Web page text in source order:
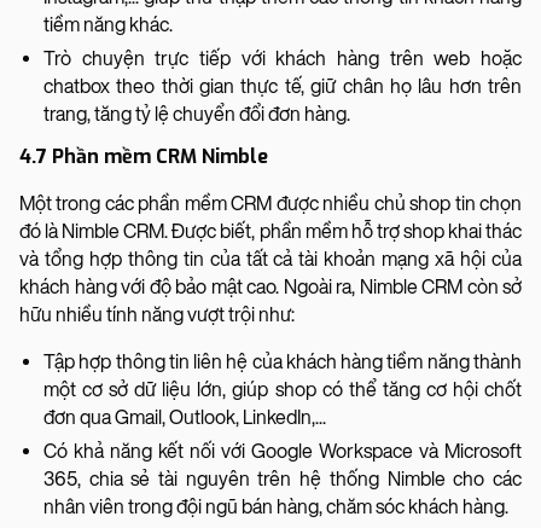
tiềm năng khác.
Trò chuyện trực tiếp với khách hàng trên web hoặc
chatbox theo thời gian thực tế, giữ chân họ lâu hơn trên
trang, tăng tỷ lệ chuyển đổi đơn hàng.
4.7 Phần mềm CRM Nimble
Một trong các phần mềm CRM được nhiều chủ shop tin chọn
đó là Nimble CRM. Được biết, phần mềm hỗ trợ shop khai thác
và tổng hợp thông tin của tất cả tài khoản mạng xã hội của
khách hàng với độ bảo mật cao. Ngoài ra, Nimble CRM còn sở
hữu nhiều tính năng vượt trội như:
Tập hợp thông tin liên hệ của khách hàng tiềm năng thành
một cơ sở dữ liệu lớn, giúp shop có thể tăng cơ hội chốt
đơn qua Gmail, Outlook, LinkedIn,...
Có khả năng kết nối với Google Workspace và Microsoft
365, chia sẻ tài nguyên trên hệ thống Nimble cho các
nhân viên trong đội ngũ bán hàng, chăm sóc khách hàng.